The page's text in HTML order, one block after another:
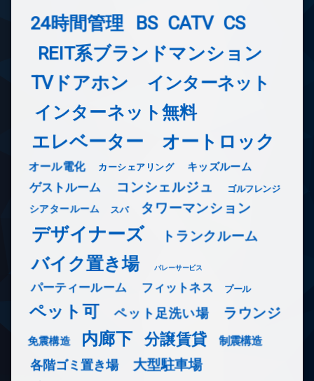
24時間管理 BS CATV CS
REIT系ブランドマンション
TVドアホン インターネット
インターネット無料
エレベーター オートロック
オール電化 カーシェアリング キッズルーム
ゲストルーム コンシェルジュ ゴルフレンジ
シアタールーム スパ タワーマンション
デザイナーズ トランクルーム
バイク置き場 バレーサービス
パーティールーム フィットネス プール
ペット可 ペット足洗い場 ラウンジ
免震構造 内廊下 分譲賃貸 制震構造
各階ゴミ置き場 大型駐車場